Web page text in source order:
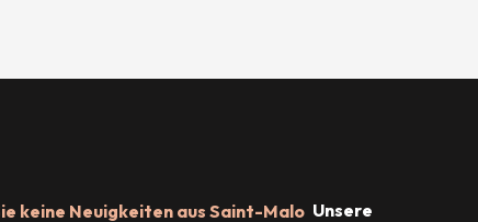
keine Neuigkeiten aus Saint-Malo Unsere